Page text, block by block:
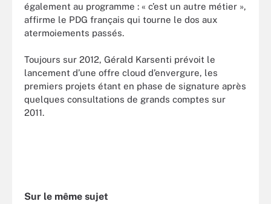
également au programme : « c’est un autre métier »,
affirme le PDG français qui tourne le dos aux
atermoiements passés.
Toujours sur 2012, Gérald Karsenti prévoit le
lancement d’une offre cloud d’envergure, les
premiers projets étant en phase de signature après
quelques consultations de grands comptes sur
2011.
Sur le même sujet